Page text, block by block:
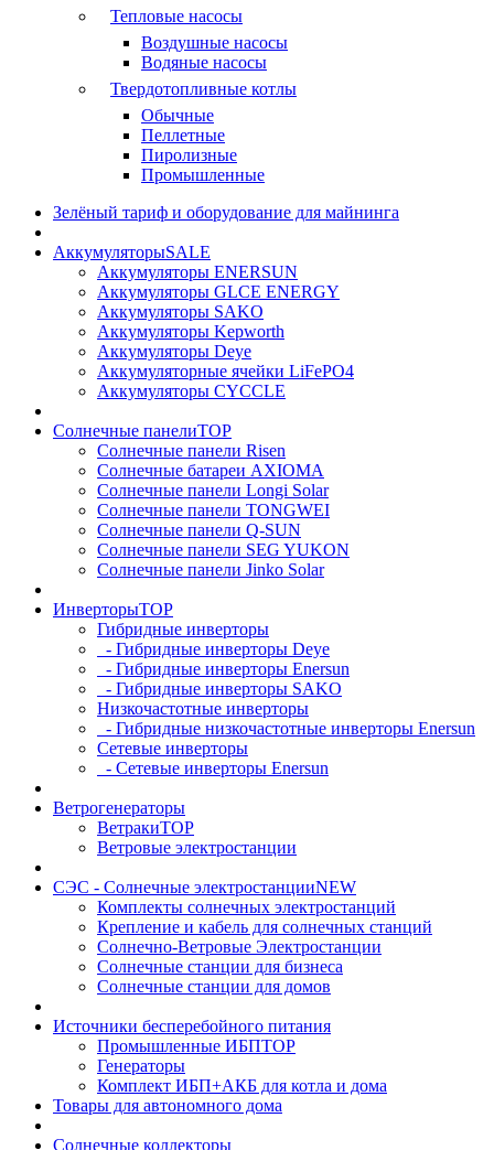
Тепловые насосы
Воздушные насосы
Водяные насосы
Твердотопливные котлы
Обычные
Пеллетные
Пиролизные
Промышленные
Зелёный тариф и оборудование для майнинга
АккумуляторыSALE
Аккумуляторы ENERSUN
Аккумуляторы GLCE ENERGY
Аккумуляторы SAKO
Аккумуляторы Kepworth
Аккумуляторы Deye
Аккумуляторные ячейки LiFePO4
Аккумуляторы CYCCLE
Солнечные панелиTOP
Солнечные панели Risen
Солнечные батареи AXIOMA
Солнечные панели Longi Solar
Солнечные панели TONGWEI
Солнечные панели Q-SUN
Солнечные панели SEG YUKON
Солнечные панели Jinko Solar
ИнверторыTOP
Гибридные инверторы
- Гибридные инверторы Deye
- Гибридные инверторы Enersun
- Гибридные инверторы SAKO
Низкочастотные инверторы
- Гибридные низкочастотные инверторы Enersun
Сетевые инверторы
- Сетевые инверторы Enersun
Ветрогенераторы
ВетракиTOP
Ветровые электростанции
СЭС - Солнечные электростанцииNEW
Комплекты солнечных электростанций
Крепление и кабель для солнечных станций
Солнечно-Ветровые Электростанции
Солнечные станции для бизнеса
Солнечные станции для домов
Источники бесперебойного питания
Промышленные ИБПTOP
Генераторы
Комплект ИБП+АКБ для котла и дома
Товары для автономного дома
Солнечные коллекторы